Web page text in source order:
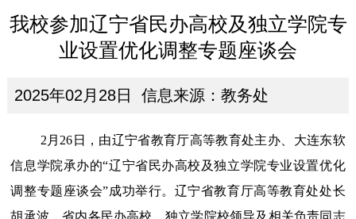
我校参加辽宁省民办高校及独立学院专
业设置优化调整专题座谈会
2025年02月28日 信息来源：教务处
2月26日，由辽宁省教育厅高等教育处主办、大连东软
信息学院承办的“辽宁省民办高校及独立学院专业设置优化
调整专题座谈会”成功举行。辽宁省教育厅高等教育处处长
胡承波，省内各民办高校、独立学院校领导及相关负责同志